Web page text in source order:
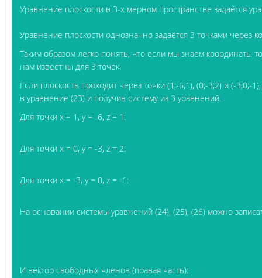
Уравнение плоскости в 3-х мерном пространстве задаётся
Уравнение плоскости однозначно задаётся 3 точками через
Таким образом легко понять, что если мы знаем координаты
нам известны для 3 точек.
Если плоскость проходит через точки (1;-6;1), (0;-3;2) и (-
в уравнение (23) и получив систему из 3 уравнений.
Для точки x = 1, y = -6, z = 1:
Для точки x = 0, y = -3, z = 2:
Для точки x = -3, y = 0, z = -1:
На основании системы уравнений (24), (25), (26) можно
И вектор свободных членов (правая часть):